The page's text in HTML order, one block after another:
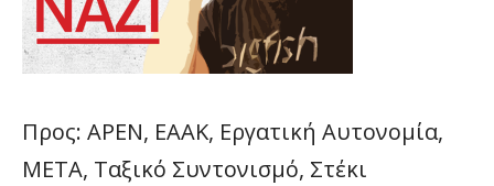
Προς: ΑΡΕΝ, ΕΑΑΚ, Εργατική Αυτονομία,
ΜΕΤΑ, Ταξικό Συντονισμό, Στέκι